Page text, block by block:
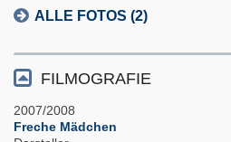
ALLE FOTOS (2)
FILMOGRAFIE
2007/2008
Freche Mädchen